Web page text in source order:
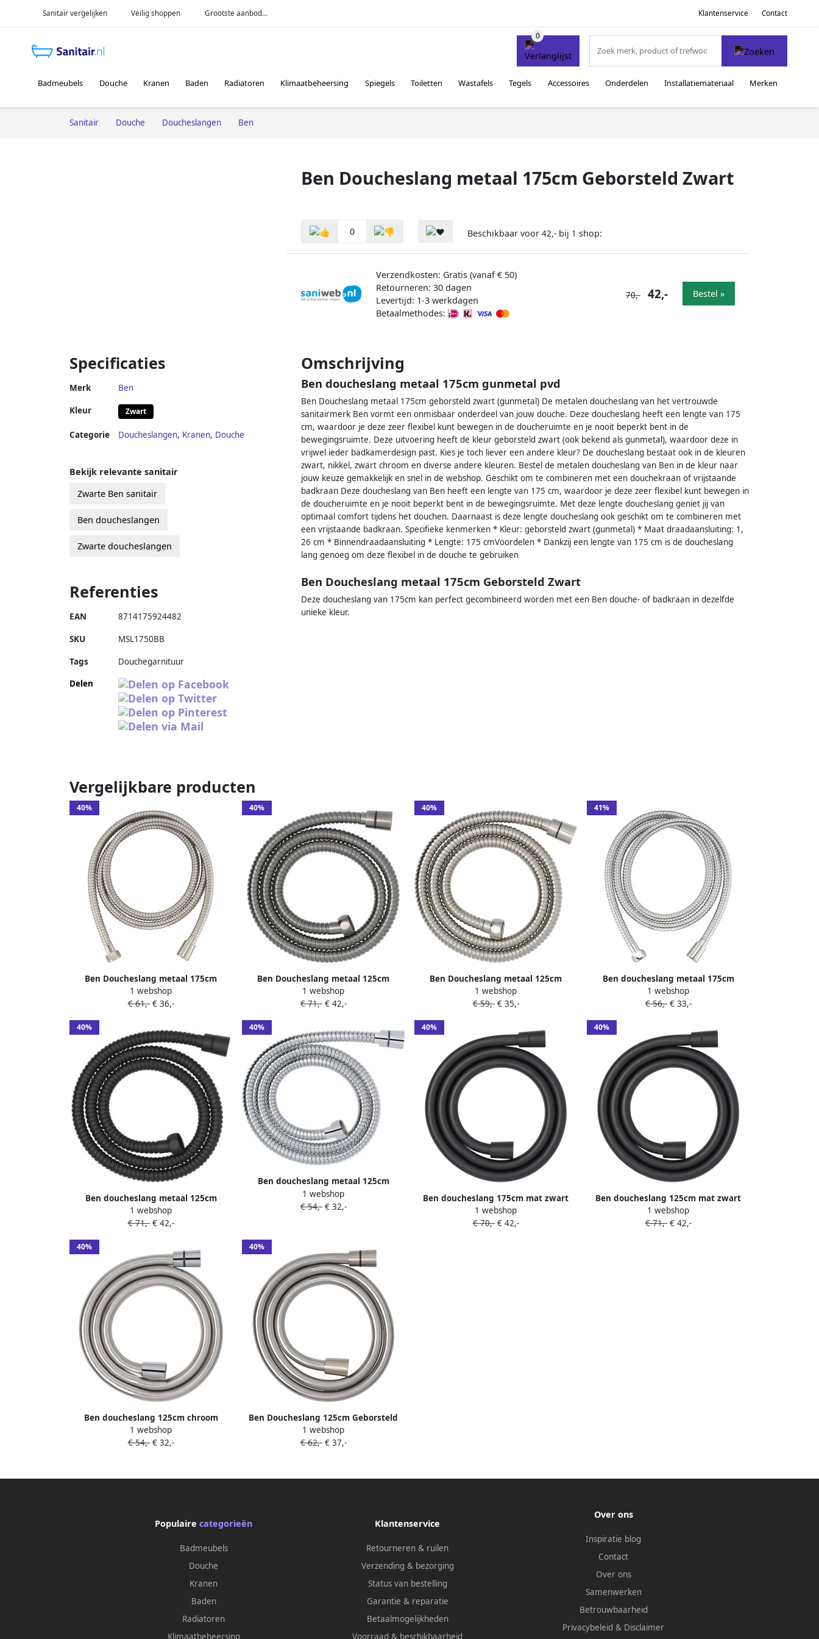
Sanitair vergelijken Veilig shoppen Grootste aanbod... Klantenservice Contact
Badmeubels Douche Kranen Baden Radiatoren Klimaatbeheersing Spiegels Toiletten Wastafels Tegels Accessoires Onderdelen Installatiemateriaal Merken
Sanitair Douche Doucheslangen Ben
Ben Doucheslang metaal 175cm Geborsteld Zwart
0 Beschikbaar voor 42,- bij 1 shop:
Verzendkosten: Gratis (vanaf € 50)
Retourneren: 30 dagen
Levertijd: 1-3 werkdagen
Betaalmethodes:
70,- 42,- Bestel »
Specificaties
Merk Ben
Kleur Zwart
Categorie Doucheslangen, Kranen, Douche
Omschrijving
Ben doucheslang metaal 175cm gunmetal pvd
Ben Doucheslang metaal 175cm geborsteld zwart (gunmetal) De metalen doucheslang van het vertrouwde
sanitairmerk Ben vormt een onmisbaar onderdeel van jouw douche. Deze doucheslang heeft een lengte van 175
cm, waardoor je deze zeer flexibel kunt bewegen in de doucheruimte en je nooit beperkt bent in de
bewegingsruimte. Deze uitvoering heeft de kleur geborsteld zwart (ook bekend als gunmetal), waardoor deze in
vrijwel ieder badkamerdesign past. Kies je toch liever een andere kleur? De doucheslang bestaat ook in de kleuren
zwart, nikkel, zwart chroom en diverse andere kleuren. Bestel de metalen doucheslang van Ben in de kleur naar
jouw keuze gemakkelijk en snel in de webshop. Geschikt om te combineren met een douchekraan of vrijstaande
badkraan Deze doucheslang van Ben heeft een lengte van 175 cm, waardoor je deze zeer flexibel kunt bewegen in
de doucheruimte en je nooit beperkt bent in de bewegingsruimte. Met deze lengte doucheslang geniet jij van
optimaal comfort tijdens het douchen. Daarnaast is deze lengte doucheslang ook geschikt om te combineren met
een vrijstaande badkraan. Specifieke kenmerken * Kleur: geborsteld zwart (gunmetal) * Maat draadaansluiting: 1,
26 cm * Binnendraadaansluiting * Lengte: 175 cmVoordelen * Dankzij een lengte van 175 cm is de doucheslang
lang genoeg om deze flexibel in de douche te gebruiken
Ben Doucheslang metaal 175cm Geborsteld Zwart
Deze doucheslang van 175cm kan perfect gecombineerd worden met een Ben douche- of badkraan in dezelfde
unieke kleur.
Bekijk relevante sanitair
Zwarte Ben sanitair
Ben doucheslangen
Zwarte doucheslangen
Referenties
EAN 8714175924482
SKU MSL1750BB
Tags
Douchegarnituur
Delen
Vergelijkbare producten
40%
Ben Doucheslang metaal 175cm
Geborsteld Nickel
1 webshop
€ 61,-€ 36,-
40%
Ben Doucheslang metaal 125cm
Geborsteld Zwart
1 webshop
€ 71,-€ 42,-
40%
Ben Doucheslang metaal 125cm
Geborsteld Nickel
1 webshop
€ 59,-€ 35,-
41%
Ben doucheslang metaal 175cm
chroom
1 webshop
€ 56,-€ 33,-
40%
Ben doucheslang metaal 125cm
gestructureerd zwart
1 webshop
€ 71,-€ 42,-
40%
Ben doucheslang metaal 125cm
chroom
1 webshop
€ 54,-€ 32,-
40%
Ben doucheslang 175cm mat zwart
1 webshop
€ 70,-€ 42,-
40%
Ben doucheslang 125cm mat zwart
1 webshop
€ 71,-€ 42,-
40%
Ben doucheslang 125cm chroom
1 webshop
€ 54,-€ 32,-
40%
Ben Doucheslang 125cm Geborsteld
Nickel
1 webshop
€ 62,-€ 37,-
Populaire categorieën
Badmeubels
Douche
Kranen
Baden
Radiatoren
Klimaatbeheersing
Klantenservice
Retourneren & ruilen
Verzending & bezorging
Status van bestelling
Garantie & reparatie
Betaalmogelijkheden
Voorraad & beschikbaarheid
Over ons
Inspiratie blog
Contact
Over ons
Samenwerken
Betrouwbaarheid
Privacybeleid & Disclaimer